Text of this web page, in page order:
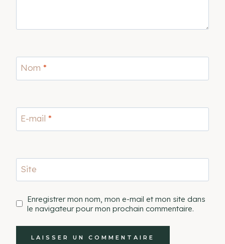
Nom *
E-mail *
Site
Enregistrer mon nom, mon e-mail et mon site dans
le navigateur pour mon prochain commentaire.